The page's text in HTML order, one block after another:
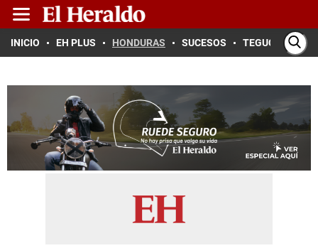
INICIO EH PLUS HONDURAS SUCESOS TEGUCIGALPA